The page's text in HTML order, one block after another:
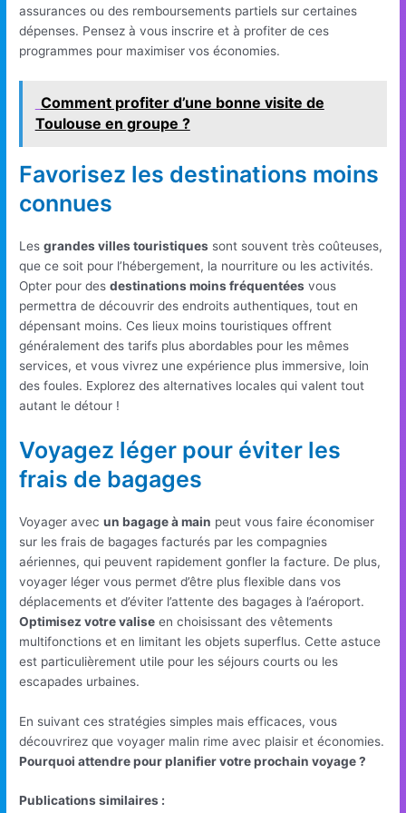
assurances ou des remboursements partiels sur certaines
dépenses. Pensez à vous inscrire et à profiter de ces
programmes pour maximiser vos économies.
Comment profiter d’une bonne visite de
Toulouse en groupe ?
Favorisez les destinations moins
connues
Lesgrandes villes touristiques sont souvent très coûteuses,
que ce soit pour l’hébergement, la nourriture ou les activités.
Opter pour desdestinations moins fréquentées vous
permettra de découvrir des endroits authentiques, tout en
dépensant moins. Ces lieux moins touristiques offrent
généralement des tarifs plus abordables pour les mêmes
services, et vous vivrez une expérience plus immersive, loin
des foules. Explorez des alternatives locales qui valent tout
autant le détour !
Voyagez léger pour éviter les
frais de bagages
Voyager avecun bagage à main peut vous faire économiser
sur les frais de bagages facturés par les compagnies
aériennes, qui peuvent rapidement gonfler la facture. De plus,
voyager léger vous permet d’être plus flexible dans vos
déplacements et d’éviter l’attente des bagages à l’aéroport.
Optimisez votre valise en choisissant des vêtements
multifonctions et en limitant les objets superflus. Cette astuce
est particulièrement utile pour les séjours courts ou les
escapades urbaines.
En suivant ces stratégies simples mais efficaces, vous
découvrirez que voyager malin rime avec plaisir et économies.
Pourquoi attendre pour planifier votre prochain voyage ?
Publications similaires :